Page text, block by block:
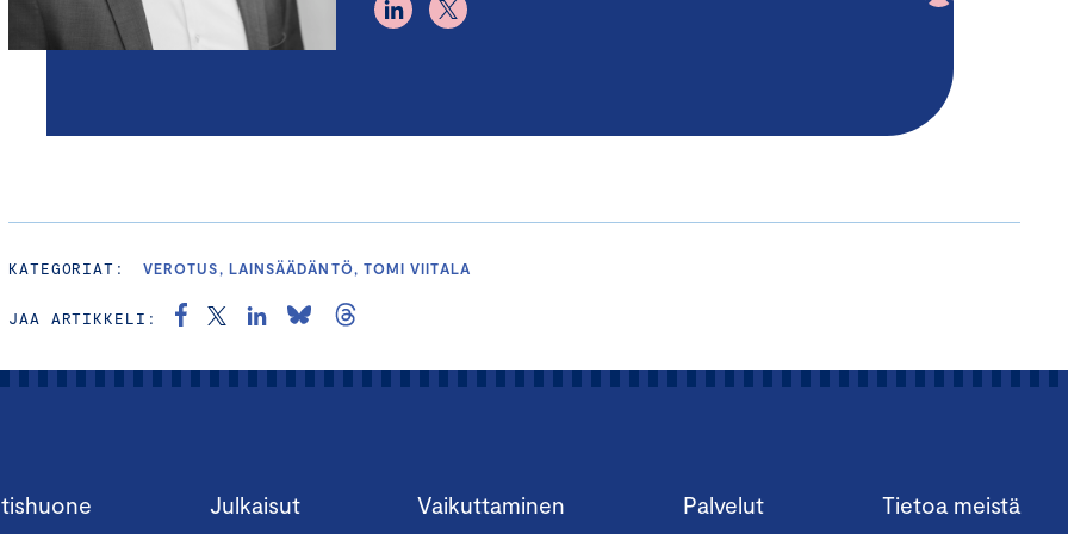
KATEGORIAT: VEROTUS, LAINSÄÄDÄNTÖ, TOMI VIITALA
JAA ARTIKKELI:
Julkaisut Vaikuttaminen Palvelut Tietoa meistä